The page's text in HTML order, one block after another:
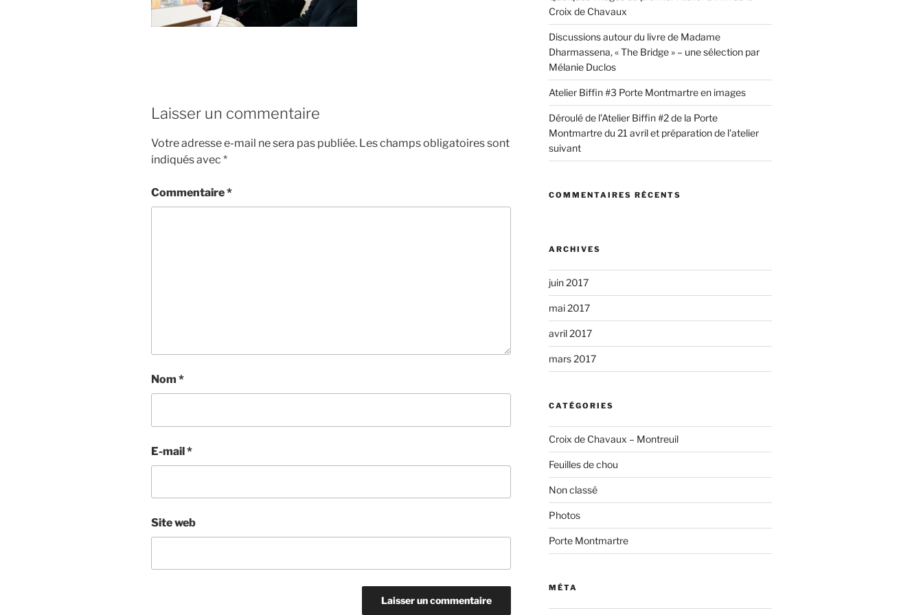
Laisser un commentaire
Votre adresse e-mail ne sera pas publiée. Les champs obligatoires sont
indiqués avec *
Commentaire*
Nom *
E-mail*
Site web
Croix de Chavaux
Discussions autour du livre de Madame
Dharmassena, « The Bridge » – une sélection par
Mélanie Duclos
Atelier Biffin #3 Porte Montmartre en images
Déroulé de l’Atelier Biffin #2 de la Porte
Montmartre du 21 avril et préparation de l’atelier
suivant
COMMENTAIRES RÉCENTS
ARCHIVES
juin 2017
mai 2017
avril 2017
mars 2017
CATÉGORIES
Croix de Chavaux – Montreuil
Feuilles de chou
Non classé
Photos
Porte Montmartre
MÉTA